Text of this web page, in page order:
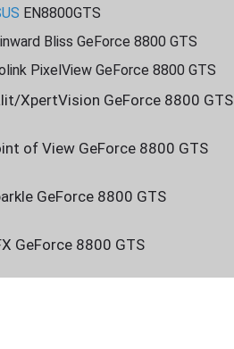
EN8800GTS
Bliss GeForce 8800 GTS
PixelView GeForce 8800 GTS
XpertVision GeForce 8800 GTS
of View GeForce 8800 GTS
GeForce 8800 GTS
GeForce 8800 GTS